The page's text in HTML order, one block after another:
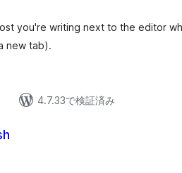
you're writing next to the editor
new tab).
4.7.33で検証済み